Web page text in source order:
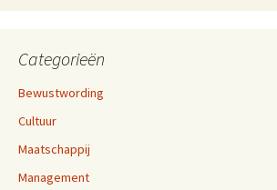
Categorieën
Bewustwording
Cultuur
Maatschappij
Management